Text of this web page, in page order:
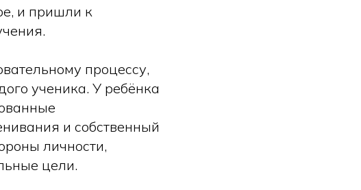
и пришли к
процессу,
ученика. У ребёнка
и собственный
личности,
цели.